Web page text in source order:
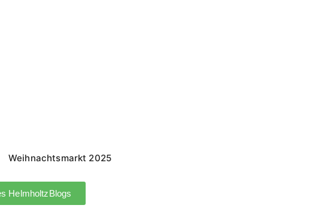
Weihnachtsmarkt 2025
HelmholtzBlogs